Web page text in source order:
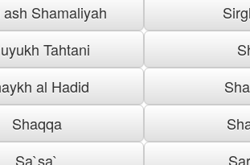
ash Shamaliyah
Tahtani
al Hadid
Shaqqa
Sa`sa`